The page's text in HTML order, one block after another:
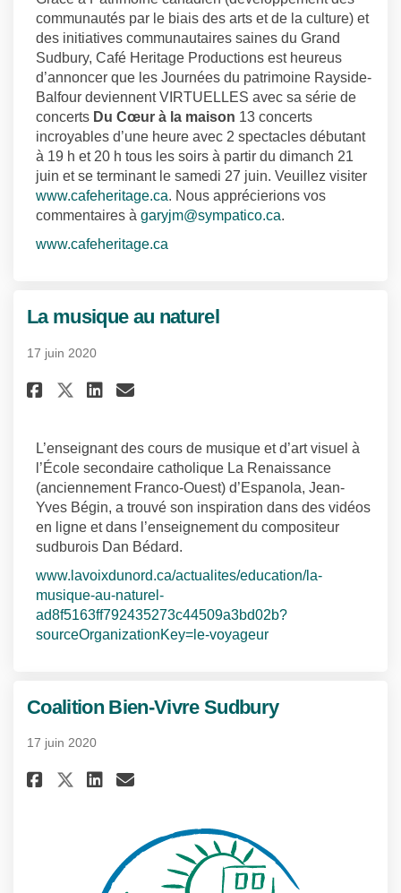
communautés par le biais des arts et de la culture) et
des initiatives communautaires saines du Grand
Sudbury, Café Heritage Productions est heureus
d’annoncer que les Journées du patrimoine Rayside-
Balfour deviennent VIRTUELLES avec sa série de
concerts Du Cœur à la maison 13 concerts
incroyables d’une heure avec 2 spectacles débutant
à 19 h et 20 h tous les soirs à partir du dimanch 21
juin et se terminant le samedi 27 juin. Veuillez visiter
www.cafeheritage.ca (Liens externes)
. Nous apprécierions vos
commentaires à garyjm@sympatico.ca.
www.cafeheritage.ca
La musique au naturel
17 juin 2020
Partager La musique au
Partager La musique au
Partager La musique au
Courriel La musique
L’enseignant des cours de musique et d’art visuel à
l’École secondaire catholique La Renaissance
(anciennement Franco-Ouest) d’Espanola, Jean-
Yves Bégin, a trouvé son inspiration dans des vidéos
en ligne et dans l’enseignement du compositeur
sudburois Dan Bédard.
www.lavoixdunord.ca/actualites/education/la-
musique-au-naturel-
ad8f5163ff792435273c44509a3bd02b?
sourceOrganizationKey=le-voyageur(Liens externes)
Coalition Bien-Vivre Sudbury
17 juin 2020
Partager Coalition Bien-Vivre
Partager Coalition Bien-
Partager Coalition Bien-
Courriel Coalition